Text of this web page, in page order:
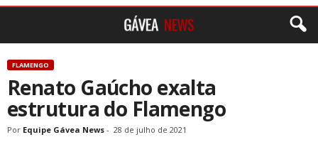
FLAMENGO
Renato Gaúcho exalta
estrutura do Flamengo
Por Equipe Gávea News - 28 de julho de 2021